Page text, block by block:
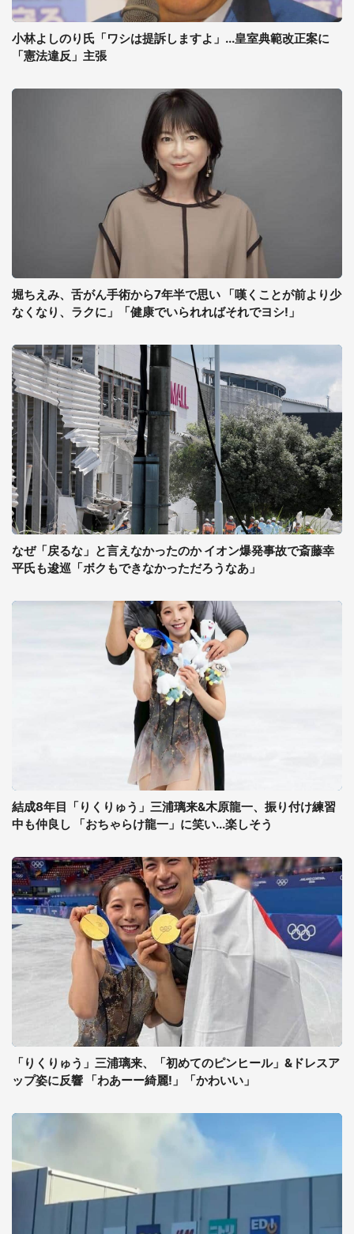
小林よしのり氏「ワシは提訴しますよ」...皇室典範改正案に
「憲法違反」主張
堀ちえみ、舌がん手術から7年半で思い 「嘆くことが前より少
なくなり、ラクに」「健康でいられればそれでヨシ!」
なぜ「戻るな」と言えなかったのか イオン爆発事故で斎藤幸
平氏も逡巡「ボクもできなかっただろうなあ」
結成8年目「りくりゅう」三浦璃来&木原龍一、振り付け練習
中も仲良し 「おちゃらけ龍一」に笑い...楽しそう
「りくりゅう」三浦璃来、「初めてのピンヒール」&ドレスア
ップ姿に反響 「わあーー綺麗!」「かわいい」